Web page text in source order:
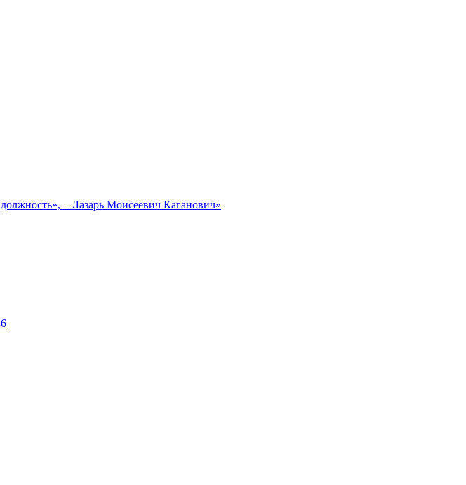
– Лазарь Моисеевич Каганович»